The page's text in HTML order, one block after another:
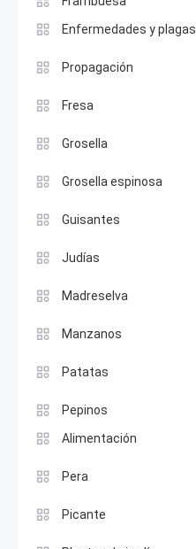
Enfermedades y plagas
Propagación
Fresa
Grosella
Grosella espinosa
Guisantes
Judías
Madreselva
Manzanos
Patatas
Pepinos
Alimentación
Pera
Picante